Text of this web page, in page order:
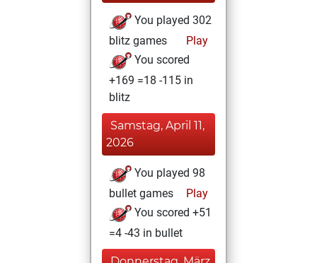
You played 302
blitz games
Play
You scored
+169 =18 -115 in
blitz
Samstag, April 11,
2026
You played 98
bullet games
Play
You scored +51
=4 -43 in bullet